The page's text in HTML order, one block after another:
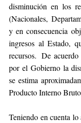
disminución en los
(Nacionales,
y en consecuencia
ingresos al Estado,
recursos.  De
por el Gobierno la
se estima
Producto Interno
Teniendo en cuenta